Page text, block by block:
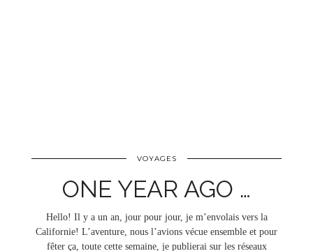
VOYAGES
ONE YEAR AGO …
Hello! Il y a un an, jour pour jour, je m’envolais vers la
Californie! L’aventure, nous l’avions vécue ensemble et pour
fêter ça, toute cette semaine, je publierai sur les réseaux